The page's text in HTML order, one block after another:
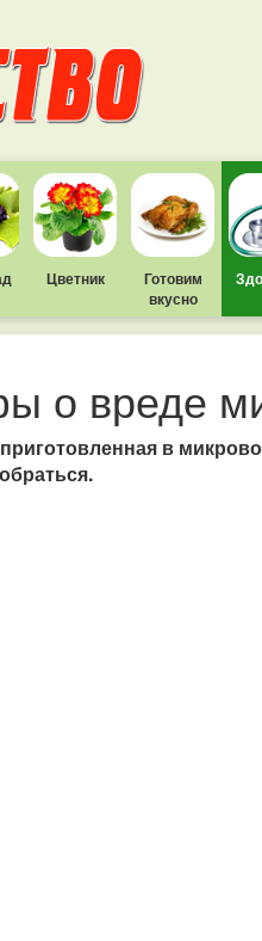
Цветник
Готовим
вкусно
о вреде
в